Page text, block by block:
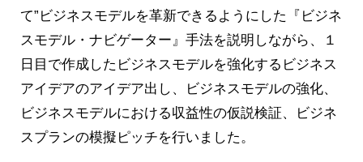
て”ビジネスモデルを革新できるようにした『ビジネ
スモデル・ナビゲーター』手法を説明しながら、１
日目で作成したビジネスモデルを強化するビジネス
アイデアのアイデア出し、ビジネスモデルの強化、
ビジネスモデルにおける収益性の仮説検証、ビジネ
スプランの模擬ピッチを行いました。